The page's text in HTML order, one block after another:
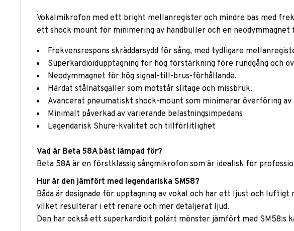
Vokalmikrofon med ett bright mellanregister och mindre bas med
ett shock mount för minimering av handbuller och en neodymmagnet
Frekvensrespons skräddarsydd för sång, med tydligare
Superkardioidupptagning för hög förstärkning före rundgång och
Neodymmagnet för hög signal-till-brus-förhållande.
Härdat stålnätsgaller som motstår slitage och missbruk.
Avancerat pneumatiskt shock-mount som minimerar överföring
Minimalt påverkad av varierande belastningsimpedans
Legendarisk Shure-kvalitet och tillförlitlighet
Vad är Beta 58A bäst lämpad för?
Beta 58A är en förstklassig sångmikrofon som är idealisk för
Hur är den jämfört med legendariska SM58?
Båda är designade för upptagning av vokal och har ett ljust och
vilket resulterar i ett renare och mer detaljerat ljud.
Den har också ett superkardioit polärt mönster jämfört med SM58:s